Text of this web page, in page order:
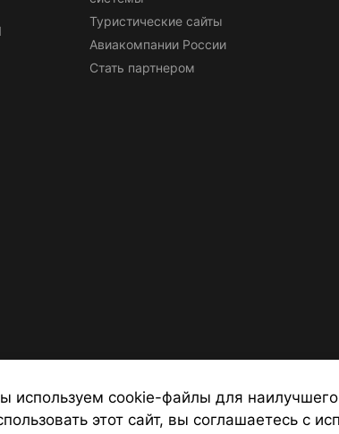
Туристические сайты
Авиакомпании России
Стать партнером
используем cookie-файлы для
этот сайт, вы соглашаетесь с